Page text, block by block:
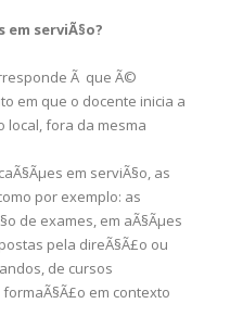
em serviÃ§o?
Ã que Ã©
em que o docente inicia a
local, fora da mesma
em serviÃ§o, as
por exemplo: as
de exames, em aÃ§Ãµes
pela direÃ§Ã£o ou
de cursos
em contexto